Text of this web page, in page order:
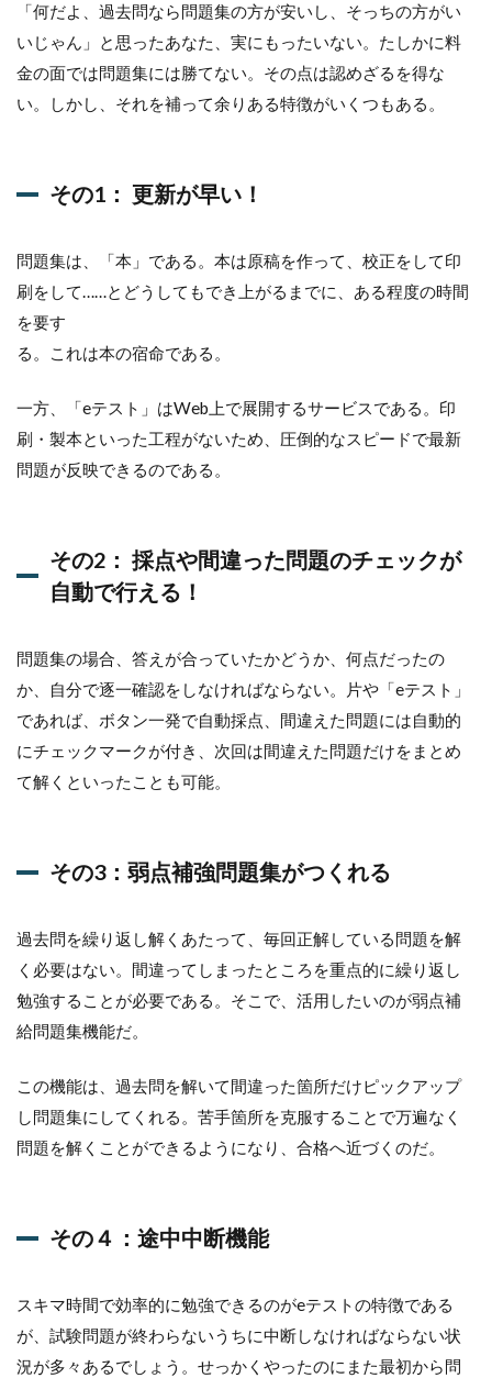
その2：
採点や
間違っ
た問題
のチェ
ックが
弱点補
強問題
集がつ
1.1.5
４：途
機能
1.1.6
自動
車整
備士
テス
ト
ご利
用料
金
「何だよ、過去問なら問題集の方が安いし、そっちの方がい
いじゃん」と思ったあなた、実にもったいない。たしかに料
金の面では問題集には勝てない。その点は認めざるを得な
い。しかし、それを補って余りある特徴がいくつもある。
その1： 更新が早い！
問題集は、「本」である。本は原稿を作って、校正をして印
刷をして……とどうしてもでき上がるまでに、ある程度の時間
を要す
る。これは本の宿命である。
一方、「eテスト」はWeb上で展開するサービスである。印
刷・製本といった工程がないため、圧倒的なスピードで最新
問題が反映できるのである。
その2： 採点や間違った問題のチェックが
自動で行える！
問題集の場合、答えが合っていたかどうか、何点だったの
か、自分で逐一確認をしなければならない。片や「eテスト」
であれば、ボタン一発で自動採点、間違えた問題には自動的
にチェックマークが付き、次回は間違えた問題だけをまとめ
て解くといったことも可能。
その3：弱点補強問題集がつくれる
過去問を繰り返し解くあたって、毎回正解している問題を解
く必要はない。間違ってしまったところを重点的に繰り返し
勉強することが必要である。そこで、活用したいのが弱点補
給問題集機能だ。
この機能は、過去問を解いて間違った箇所だけピックアップ
し問題集にしてくれる。苦手箇所を克服することで万遍なく
問題を解くことができるようになり、合格へ近づくのだ。
その４：途中中断機能
スキマ時間で効率的に勉強できるのがeテストの特徴である
が、試験問題が終わらないうちに中断しなければならない状
況が多々あるでしょう。せっかくやったのにまた最初から問